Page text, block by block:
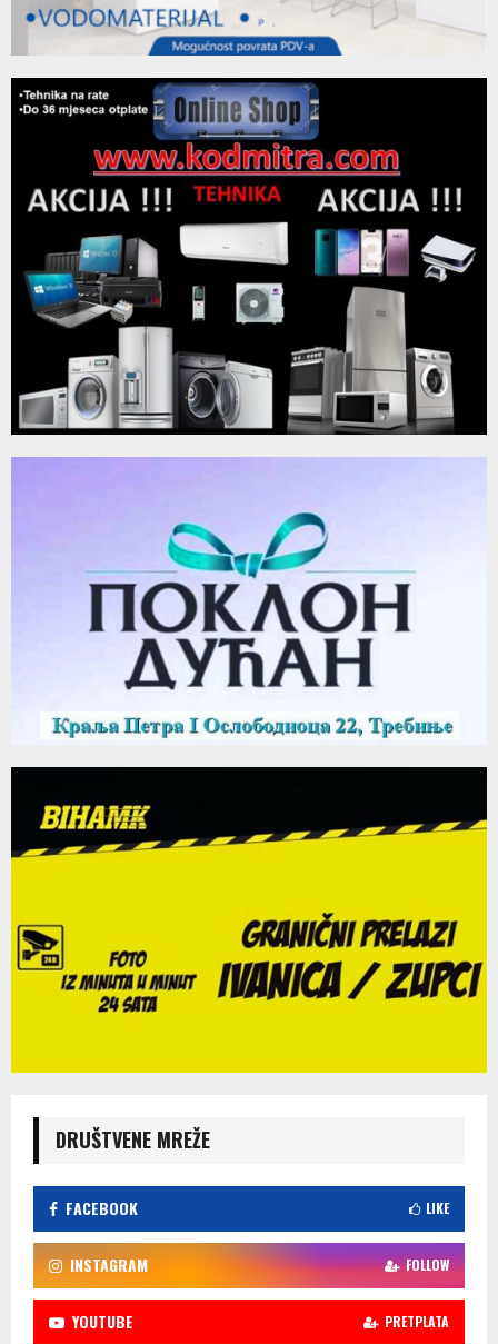
DRUŠTVENE MREŽE
FACEBOOK LIKE
INSTAGRAM FOLLOW
YOUTUBE PRETPLATA